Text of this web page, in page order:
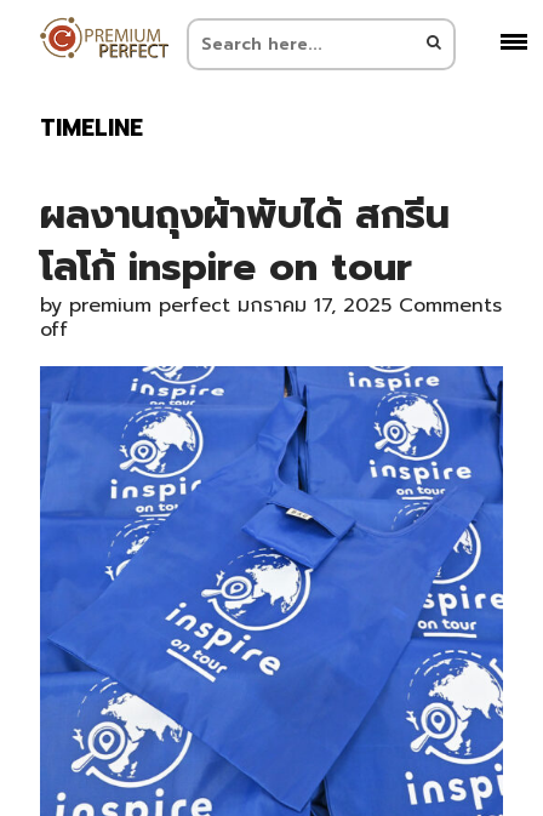
TIMELINE
ผลงานถุงผ้าพับได้ สกรีน
โลโก้ inspire on tour
by premium perfect มกราคม 17, 2025 Comments
off